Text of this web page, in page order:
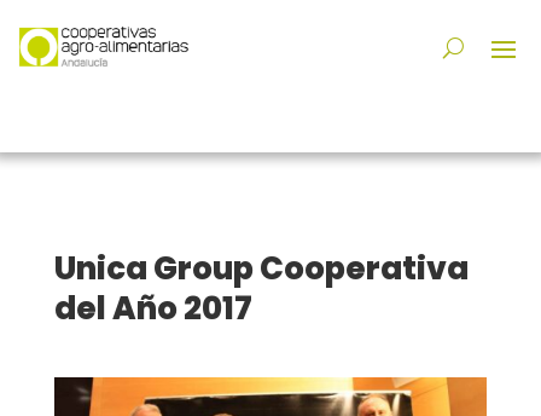
Unica Group Cooperativa
del Año 2017